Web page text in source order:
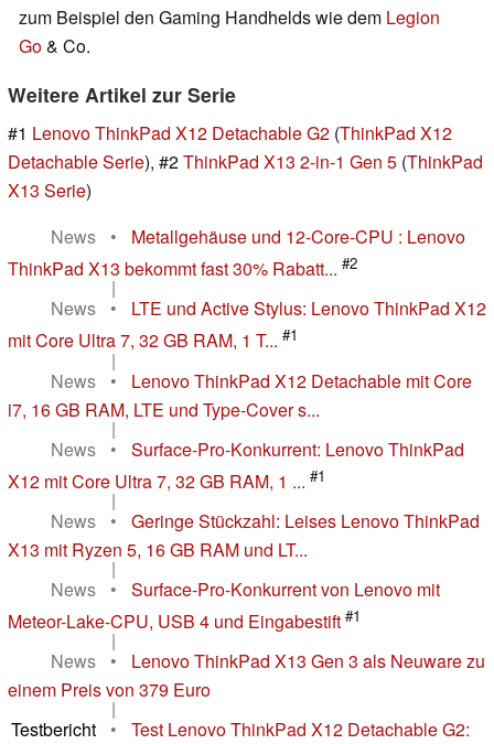
zum Beispiel den Gaming Handhelds wie dem Legion
Go& Co.
Weitere Artikel zur Serie
#1 Lenovo ThinkPad X12 Detachable G2 (ThinkPad X12
Detachable Serie), #2ThinkPad X13 2-in-1 Gen 5 (ThinkPad
X13 Serie)
News
•
Metallgehäuse und 12-Core-CPU : Lenovo
ThinkPad X13 bekommt fast 30% Rabatt... #2
|
News
•
LTE und Active Stylus: Lenovo ThinkPad X12
mit Core Ultra 7, 32 GB RAM, 1 T... #1
|
News
•
Lenovo ThinkPad X12 Detachable mit Core
i7, 16 GB RAM, LTE und Type-Cover s...
|
News
•
Surface-Pro-Konkurrent: Lenovo ThinkPad
X12 mit Core Ultra 7, 32 GB RAM, 1 ... #1
|
News
•
Geringe Stückzahl: Leises Lenovo ThinkPad
X13 mit Ryzen 5, 16 GB RAM und LT...
|
News
•
Surface-Pro-Konkurrent von Lenovo mit
Meteor-Lake-CPU, USB 4 und Eingabestift #1
|
News
•
Lenovo ThinkPad X13 Gen 3 als Neuware zu
einem Preis von 379 Euro
|
Testbericht
•
Test Lenovo ThinkPad X12 Detachable G2: